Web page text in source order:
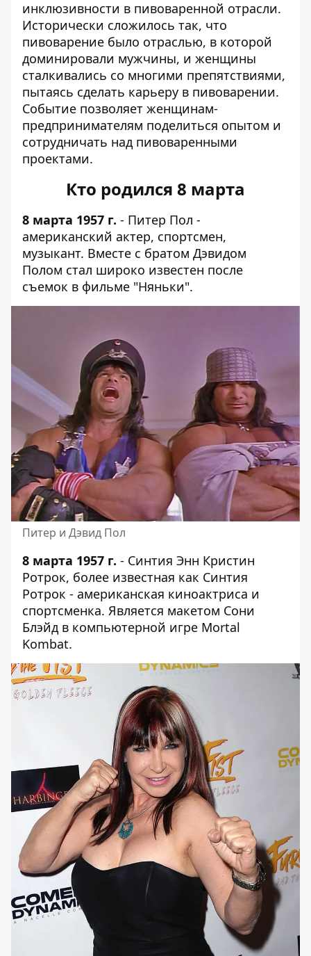
инклюзивности в пивоваренной отрасли.
Исторически сложилось так, что
пивоварение было отраслью, в которой
доминировали мужчины, и женщины
сталкивались со многими препятствиями,
пытаясь сделать карьеру в пивоварении.
Событие позволяет женщинам-
предпринимателям поделиться опытом и
сотрудничать над пивоваренными
проектами.
Кто родился 8 марта
8 марта 1957 г. - Питер Пол -
американский актер, спортсмен,
музыкант. Вместе с братом Дэвидом
Полом стал широко известен после
съемок в фильме "Няньки".
Питер и Дэвид Пол
8 марта 1957 г. - Синтия Энн Кристин
Ротрок, более известная как Синтия
Ротрок - американская киноактриса и
спортсменка. Является макетом Сони
Блэйд в компьютерной игре Mortal
Kombat.